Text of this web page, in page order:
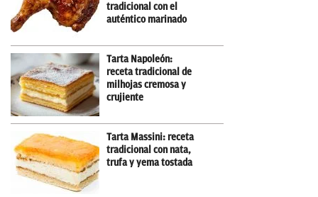
tradicional con el
auténtico marinado
Tarta Napoleón:
receta tradicional de
milhojas cremosa y
crujiente
Tarta Massini: receta
tradicional con nata,
trufa y yema tostada